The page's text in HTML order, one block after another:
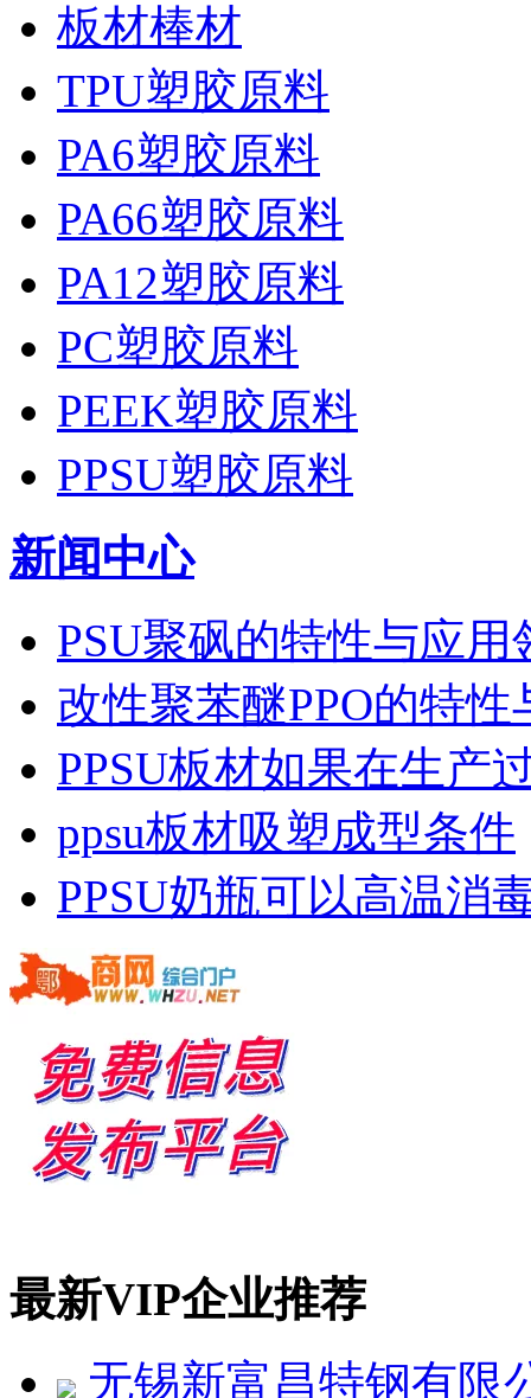
板材棒材
TPU塑胶原料
PA6塑胶原料
PA66塑胶原料
PA12塑胶原料
PC塑胶原料
PEEK塑胶原料
PPSU塑胶原料
新闻中心
PSU聚砜的特性与应用
改性聚苯醚PPO的特
PPSU板材如果在生产
ppsu板材吸塑成型条件
PPSU奶瓶可以高温消
最新VIP企业推荐
无锡新富昌特钢有限